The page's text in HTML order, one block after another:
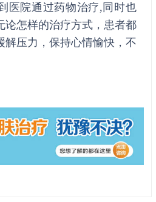
医院通过药物治疗,同时也
论怎样的治疗方式，患者都
解压力，保持心情愉快，不